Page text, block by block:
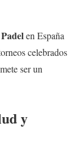
en España
celebrados
ser un
y